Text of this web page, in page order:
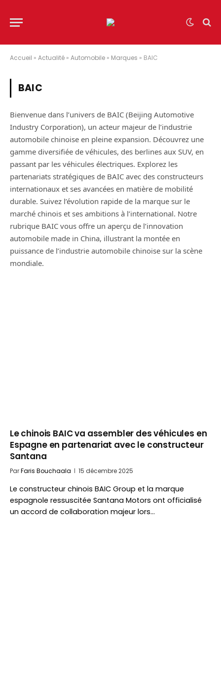
Accueil » Actualité » Automobile » Marques » BAIC
BAIC
Bienvenue dans l’univers de BAIC (Beijing Automotive
Industry Corporation), un acteur majeur de l’industrie
automobile chinoise en pleine expansion. Découvrez une
gamme diversifiée de véhicules, des berlines aux SUV, en
passant par les véhicules électriques. Explorez les
partenariats stratégiques de BAIC avec des constructeurs
internationaux et ses avancées en matière de mobilité
durable. Suivez l’évolution rapide de la marque sur le
marché chinois et ses ambitions à l’international. Notre
rubrique BAIC vous offre un aperçu de l’innovation
automobile made in China, illustrant la montée en
puissance de l’industrie automobile chinoise sur la scène
mondiale.
Le chinois BAIC va assembler des véhicules en
Espagne en partenariat avec le constructeur
Santana
ParFaris Bouchaala 15 décembre 2025
Le constructeur chinois BAIC Group et la marque
espagnole ressuscitée Santana Motors ont officialisé
un accord de collaboration majeur lors…